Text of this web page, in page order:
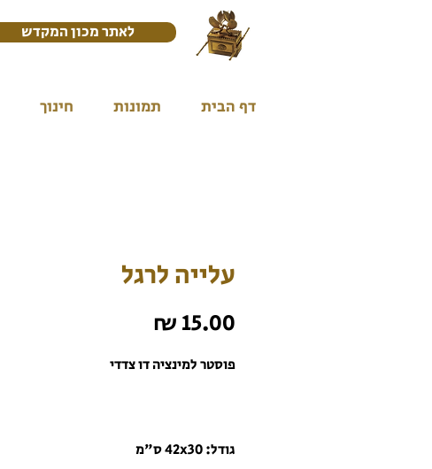
לאתר מכון המקדש
דף הבית תמונות חינוך
עלייה לרגל
פוסטר למינציה דו צדדי
גודל: 42x30 ס"מ